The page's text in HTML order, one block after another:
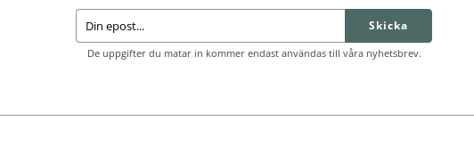
Skicka
De uppgifter du matar in kommer endast användas till våra nyhetsbrev.